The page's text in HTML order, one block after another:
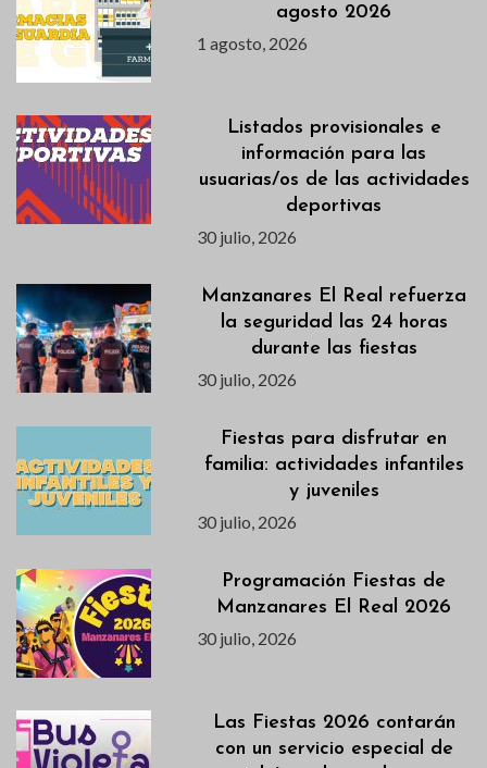
agosto 2026
1 agosto, 2026
Listados provisionales e
información para las
usuarias/os de las actividades
deportivas
30 julio, 2026
Manzanares El Real refuerza
la seguridad las 24 horas
durante las fiestas
30 julio, 2026
Fiestas para disfrutar en
familia: actividades infantiles
y juveniles
30 julio, 2026
Programación Fiestas de
Manzanares El Real 2026
30 julio, 2026
Las Fiestas 2026 contarán
con un servicio especial de